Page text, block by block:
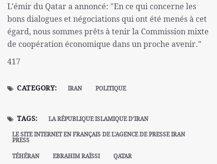
L'émir du Qatar a annoncé: "En ce qui concerne les
bons dialogues et négociations qui ont été menés à cet
égard, nous sommes prêts à tenir la Commission mixte
de coopération économique dans un proche avenir."
417
CATEGORY: IRAN POLITIQUE
TAGS:
LA RÉPUBLIQUE ISLAMIQUE D'IRAN
LE SITE INTERNET EN FRANÇAIS DE L'AGENCE DE PRESSE IRAN
PRESS
TÉHÉRAN
EBRAHIM RAÏSSI QATAR